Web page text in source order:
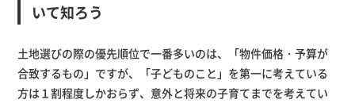
いて知ろう
土地選びの際の優先順位で一番多いのは、「物件価格・予算が
合致するもの」ですが、「子どものこと」を第一に考えている
方は１割程度しかおらず、意外と将来の子育てまでを考えてい